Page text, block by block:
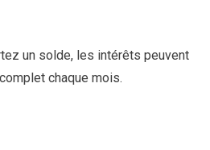
un solde, les intérêts peuvent
chaque mois.